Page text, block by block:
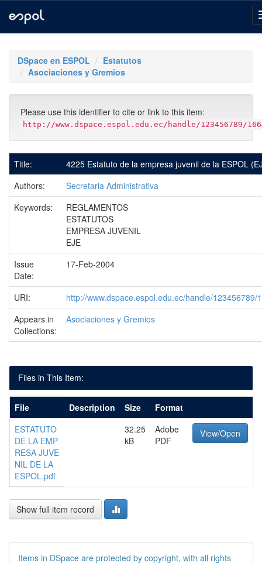
navigationDSpace en ESPOL
Estatutos
Asociaciones y Gremios
Please use this identifier to cite or link to this item:
http://www.dspace.espol.edu.ec/handle/123456789/
Title:
4225 Estatuto de la empresa juvenil de la ESPOL
Authors:
Secretaria Administrativa
Keywords:
REGLAMENTOS
ESTATUTOS
EMPRESA JUVENIL
EJE
Issue
Date:
17-Feb-2004
URI:
http://www.dspace.espol.edu.ec/handle/123456789/
Appears in
Collections:
Asociaciones y Gremios
Files in This Item:
File Description Size
Format
ESTATUTO
DE LA EMP
RESA JUVE
NIL DE LA
ESPOL.pdf
32.25
kB
Adobe
PDF
View/Open
Show full item record
Items in DSpace are protected by copyright, with all rights